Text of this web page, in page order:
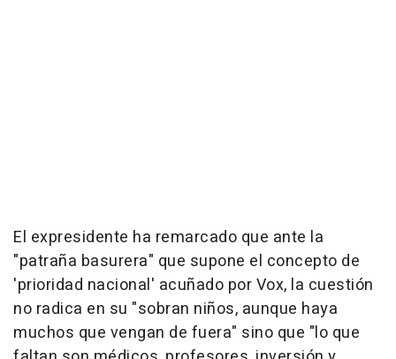
El expresidente ha remarcado que ante la
"patraña basurera" que supone el concepto de
'prioridad nacional' acuñado por Vox, la cuestión
no radica en su "sobran niños, aunque haya
muchos que vengan de fuera" sino que "lo que